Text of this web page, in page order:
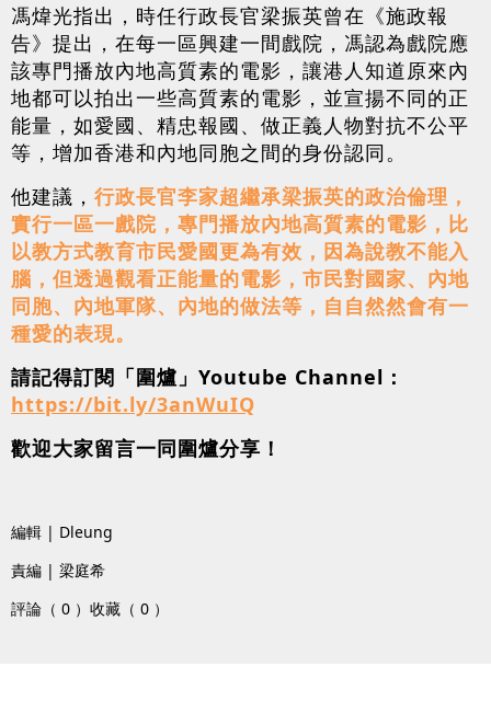
馮煒光指出，時任行政長官梁振英曾在《施政報
告》提出，在每一區興建一間戲院，馮認為戲院應
該專門播放內地高質素的電影，讓港人知道原來內
地都可以拍出一些高質素的電影，並宣揚不同的正
能量，如愛國、精忠報國、做正義人物對抗不公平
等，增加香港和內地同胞之間的身份認同。
他建議， 行政長官李家超繼承梁振英的政治倫理，
實行一區一戲院，專門播放內地高質素的電影，比
以教方式教育市民愛國更為有效，因為說教不能入
腦，但透過觀看正能量的電影，市民對國家、內地
同胞、內地軍隊、內地的做法等，自自然然會有一
種愛的表現。
請記得訂閱「圍爐」Youtube Channel：
https://bit.ly/3anWuIQ
歡迎大家留言一同圍爐分享！
編輯 | Dleung
責編 | 梁庭希
評論（ 0 ） 收藏（ 0 ）